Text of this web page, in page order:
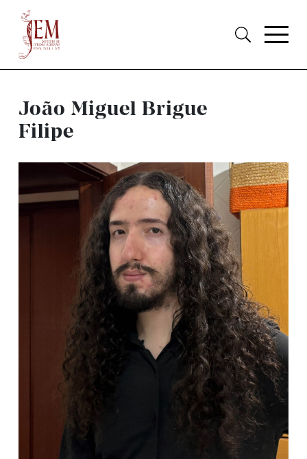
João Miguel Brigue
Filipe